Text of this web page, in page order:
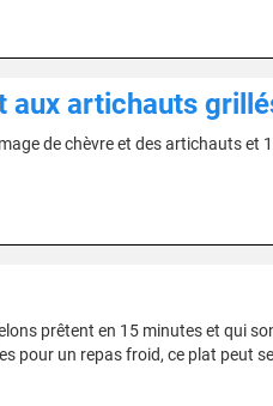
aux artichauts
de chèvre et des artichauts et
prêtent en 15 minutes et qui
pour un repas froid, ce plat peut